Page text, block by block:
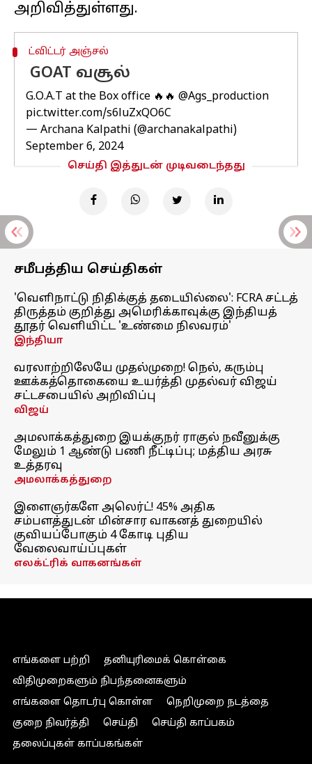
ட்விட்டர் அஞ்சல்
GOAT வசூல்
G.O.A.T at the Box office 🔥🔥 @Ags_production
pic.twitter.com/s6luZxQO6C
— Archana Kalpathi (@archanakalpathi)
September 6, 2024
செய்தி இத்துடன் முடிவடைந்தது
சமீபத்திய செய்திகள்
'வெளிநாட்டு நிதிக்குத் தடையில்லை': FCRA சட்டத்
திருத்தம் குறித்து அமெரிக்காவுக்கு இந்தியத்
தூதர் வெளியிட்ட 'உண்மை நிலவரம்'
இந்தியா
வரலாற்றிலேயே முதல்முறை! நெல், கரும்பு
ஊக்கத்தொகையை உயர்த்தி முதல்வர் விஜய்
சட்டசபையில் அறிவிப்பு
விஜய்
அமலாக்கத்துறை இயக்குநர் ராகுல் நவீனுக்கு
மேலும் 1 ஆண்டு பணி நீட்டிப்பு; மத்திய அரசு
உத்தரவு
அமலாக்கத்துறை
இளைஞர்களே அலெர்ட்! 45% அதிக
சம்பளத்துடன் மின்சார வாகனத் துறையில்
குவியப்போகும் 4 கோடி புதிய
வேலைவாய்ப்புகள்
எலக்ட்ரிக் வாகனங்கள்
எங்களை பற்றி
தனியுரிமைக் கொள்கை
விதிமுறைகளும் நிபந்தனைகளும்
எங்களை தொடர்பு கொள்ள
நெறிமுறை நடத்தை
குறை நிவர்த்தி
செய்தி
செய்தி காப்பகம்
தலைப்புகள் காப்பகங்கள்